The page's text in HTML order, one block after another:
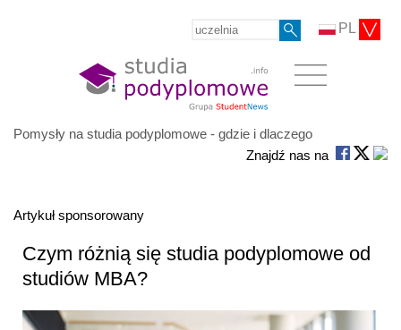
PL
Pomysły na studia podyplomowe - gdzie i dlaczego
Znajdź nas na
Artykuł sponsorowany
Czym różnią się studia podyplomowe od
studiów MBA?